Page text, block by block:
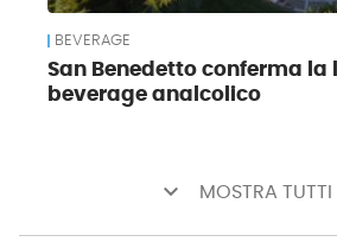
BEVERAGE
San Benedetto conferma la
beverage analcolico
keyboard_arrow_down MOSTRA TUTTI